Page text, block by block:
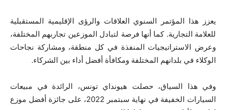
يعزز هذا المؤتمر السنوي العلاقات والرؤى الإقليمية المستقبلية
للعلامة التجارية. كما أنها فرصة لتبادل الموزعين تجاربهم المختلفة،
وعرض الاستراتيجيات المنفذة في كل منطقة، ومشاركة نجاحات
الوكلاء في بلدانهم المختلفة ومكافأة أفضل أداء بين الشركاء.
وفي هذا السياق، حصلت هيونداي تونس، الرائدة في مبيعات
السيارات الخفيفة في نهاية سبتمبر 2022، على جائزة أفضل موزع